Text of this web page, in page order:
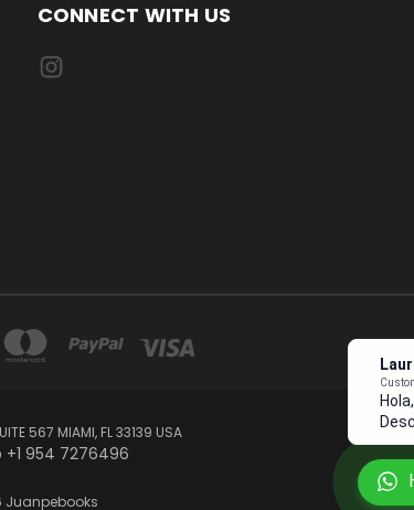
CONNECT WITH US
567 MIAMI, FL 33139 USA
954 7276496
Juanpebooks